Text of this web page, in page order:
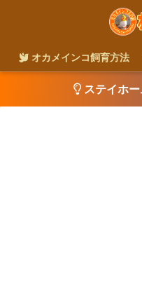
オカメインコ飼育方法
ステイホ